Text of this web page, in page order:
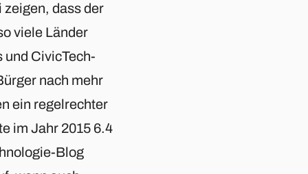
zeigen, dass der
viele Länder
und CivicTech-
nach mehr
ein regelrechter
im Jahr 2015 6.4
Blog